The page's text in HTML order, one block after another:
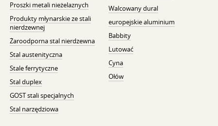
Proszki metali nieżelaznych
Produkty młynarskie ze stali
nierdzewnej
Żaroodporna stal nierdzewna
Stal austenityczna
Stale ferrytyczne
Stal duplex
GOST stali specjalnych
Stal narzędziowa
Walcowany dural
europejskie aluminium
Babbity
Lutować
Cyna
Ołów